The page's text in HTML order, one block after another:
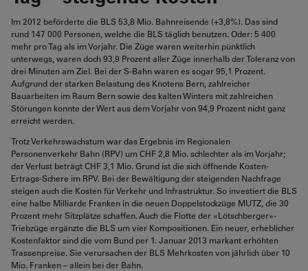
Im 2012 beförderte die BLS 53,8 Mio. Bahnreisende (+3,8%). Das sind
rund 147 000 Personen, welche die BLS täglich benutzen. Oder: 5 400
mehr pro Tag als im Vorjahr. Die Züge waren weiterhin pünktlich
unterwegs, waren doch 93,9 Prozent aller Züge innerhalb der Toleranz von
drei Minuten am Ziel. Bei der S-Bahn waren es sogar 95,1 Prozent.
Aufgrund der starken Belastung des Knotens Bern, zahlreicher
Bauarbeiten im Raum Bern sowie des kalten Winters mit zahlreichen
Störungen konnte der Wert aus dem Vorjahr von 94,9 Prozent nicht ganz
erreicht werden.
Trotz Verkehrswachstum war das Ergebnis im Regionalen
Personenverkehr Bahn (RPV) um CHF 2,8 Mio. schlechter als im Vorjahr;
der Verlust beträgt CHF 3,1 Mio. Grund ist die sich öffnende Kosten-
Ertrags-Schere im RPV. Bei der Bewältigung der steigenden Nachfrage
steigen auch die Kosten für Verkehr und Infrastruktur. So investiert die BLS
eine halbe Milliarde Franken in die neuen Doppelstockzüge MUTZ, die 30
Prozent mehr Sitzplätze schaffen. Auch die Flotte der «Lötschberger»-
Triebzüge ergänzte die BLS um vier Kompositionen. Ein neuer, erheblicher
Kostenfaktor sind die vom Bund per 1. Januar 2013 markant erhöhten
Trassenpreise. Sie verursachen der BLS Mehrkosten von jährlich über 10
Mio. Franken – allein bei der Bahn.